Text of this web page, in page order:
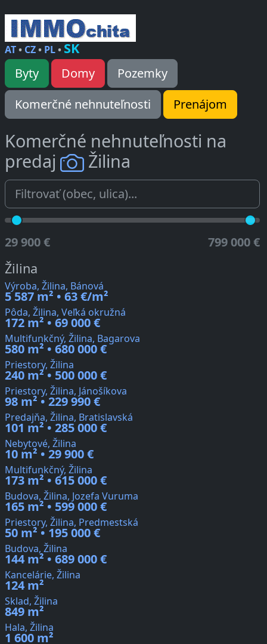
AT• CZ• PL• SK
Byty Domy
Pozemky
Komerčné nehnuteľnosti
Prenájom
Komerčné nehnuteľnosti na
predaj
Žilina
29 900 € 799 000 €
Žilina
Výroba, Žilina, Bánová
5 587 m² • 63 €/m²
Pôda, Žilina, Veľká okružná
172 m² • 69 000 €
Multifunkčný, Žilina, Bagarova
580 m² • 680 000 €
Priestory, Žilina
240 m² • 500 000 €
Priestory, Žilina, Jánošíkova
98 m² • 229 990 €
Predajňa, Žilina, Bratislavská
101 m² • 285 000 €
Nebytové, Žilina
10 m² • 29 900 €
Multifunkčný, Žilina
173 m² • 615 000 €
Budova, Žilina, Jozefa Vuruma
165 m² • 599 000 €
Priestory, Žilina, Predmestská
50 m² • 195 000 €
Budova, Žilina
144 m² • 689 000 €
Kancelárie, Žilina
124 m²
Sklad, Žilina
849 m²
Hala, Žilina
1 600 m²